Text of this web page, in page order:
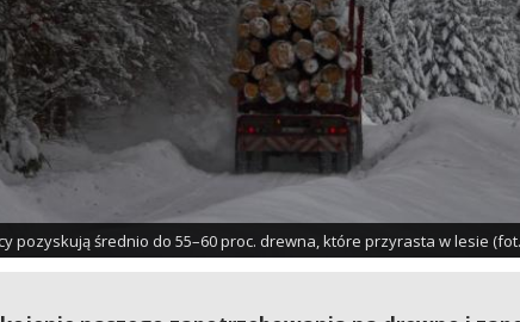
pozyskują średnio do 55–60 proc. drewna, które przyrasta w lesie